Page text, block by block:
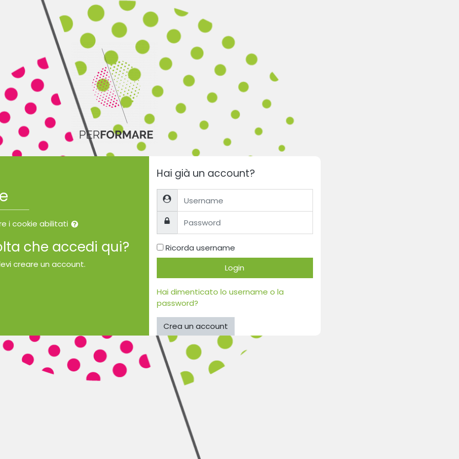
i cookie abilitati
che accedi qui?
creare un account.
Hai già un account?
Username
Password
Ricorda username
Login
Hai dimenticato lo username o la
password?
Crea un account